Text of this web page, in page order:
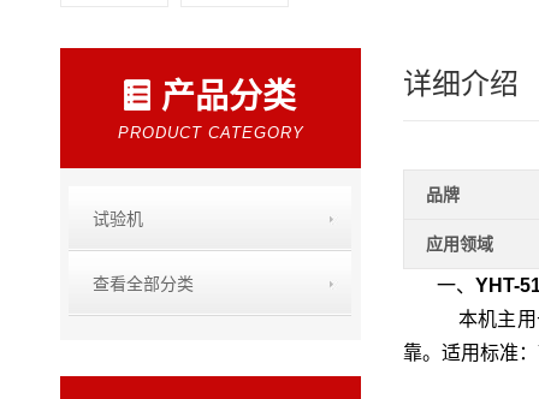
产品分类
PRODUCT CATEGORY
试验机
查看全部分类
详细介绍
品牌
应用领域
一、 YHT-
本机主用
靠。适用标准